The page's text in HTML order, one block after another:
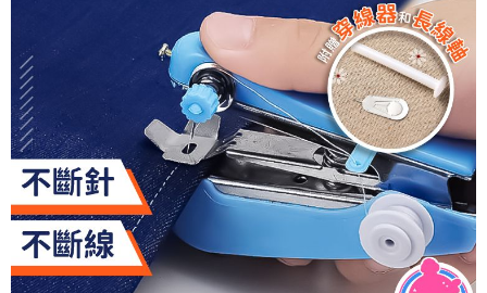
３．未成年的使用者請事先徵得法定代理人或監護人之同意方可使用
「AFTEE先享後付」，若未經同意申辦者引起之損失，本公司不負相關責
任。
４．使用「AFTEE先享後付」時，將依據個別帳號之用戶狀況，依本公司即
時審查核予不同之上限額度；若仍有額度不足之情形，本公司將視審查結果
請求用戶進行身份認證。
５．嚴禁一人註冊多個帳號或使用他人資訊註冊。若發現惡意使用之情形，
恩沛科技股份有限公司將有權停止該用戶之使用額度並採取法律行動。